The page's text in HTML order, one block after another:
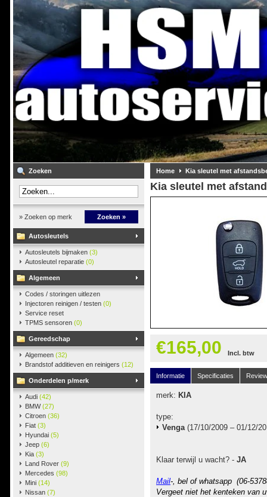
Zoeken
» Zoeken op merk Zoeken »
Autosleutels
Autosleutels bijmaken (3)
Autosleutel reparatie (0)
Algemeen
Codes / storingen uitlezen
Injectoren reinigen / testen (0)
Service reset
TPMS sensoren (0)
Gereedschap
Algemeen (32)
Brandstof additieven en reinigers (12)
Onderdelen p/merk
Audi (42)
BMW(27)
Citroen (36)
Fiat (3)
Hyundai (5)
Jeep (6)
Kia (3)
Land Rover (9)
Mercedes (98)
Mini (14)
Nissan (7)
Home Kia sleutel met
Kia sleutel met
€165,00 Incl. btw
Informatie Specificaties
merk: KIA
type:
Venga(17/10/2009 – 01/12/
Klaar terwijl u wacht? - JA
Mail-, bel of whatsapp (06-
Vergeet niet het kenteken van